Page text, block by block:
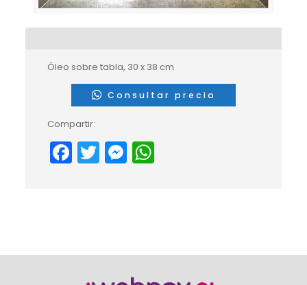
Óleo sobre tabla, 30 x 38 cm
Consultar precio
Compartir:
Facebook
TwitterMessenger
WhatsApp